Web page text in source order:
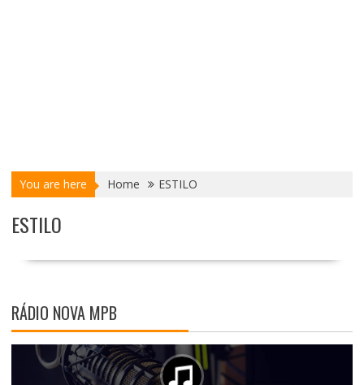
You are here Home ESTILO
ESTILO
RÁDIO NOVA MPB